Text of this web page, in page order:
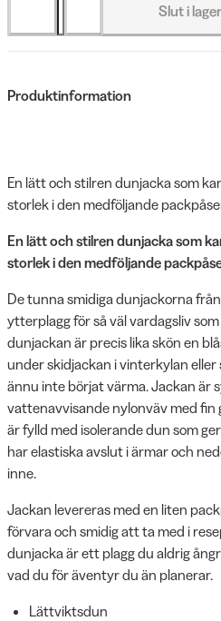
Slut i
Produktinformation
En lätt och stilren dunjacka som
storlek i den medföljande
En lätt och stilren dunjacka som
storlek i den medföljande
De tunna smidiga dunjackorna
ytterplagg för så väl vardagsliv
dunjackan är precis lika skön en
under skidjackan i vinterkylan
ännu inte börjat värma. Jackan är
vattenavvisande nylonväv med fin
är fylld med isolerande dun som
har elastiska avslut i ärmar och
inne.
Jackan levereras med en liten
förvara och smidig att ta med i
dunjacka är ett plagg du aldrig
vad du för äventyr du än planerar.
Lättviktsdun